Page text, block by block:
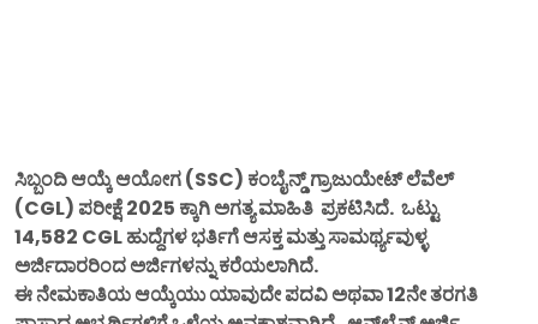
ಸಿಬ್ಬಂದಿ ಆಯ್ಕೆ ಆಯೋಗ (SSC) ಕಂಬೈನ್ಡ್ ಗ್ರಾಜುಯೇಟ್ ಲೆವೆಲ್
(CGL) ಪರೀಕ್ಷೆ 2025 ಕ್ಕಾಗಿ ಅಗತ್ಯ ಮಾಹಿತಿ ಪ್ರಕಟಿಸಿದೆ. ಒಟ್ಟು
14,582 CGL ಹುದ್ದೆಗಳ ಭರ್ತಿಗೆ ಆಸಕ್ತ ಮತ್ತು ಸಾಮರ್ಥ್ಯವುಳ್ಳ
ಅರ್ಜಿದಾರರಿಂದ ಅರ್ಜಿಗಳನ್ನು ಕರೆಯಲಾಗಿದೆ.
ಈ ನೇಮಕಾತಿಯ ಆಯ್ಕೆಯು ಯಾವುದೇ ಪದವಿ ಅಥವಾ 12ನೇ ತರಗತಿ